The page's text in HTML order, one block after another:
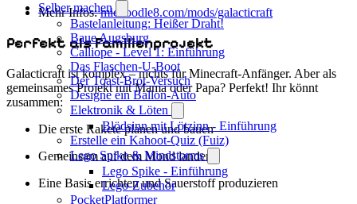
Selber machen
Bastelanleitung: Heißer Draht!
Baue Augsburg
Calliope - Level 1: Einführung
Das Flaschen-U-Boot
Der Toast-Brot-Versuch
Designe ein Ballon-Auto
Elektronik & Löten
Blödsinn mit Lötzinn - Einführung
Erstelle ein Kahoot-Quiz (Fuiz)
Lego Spike & Mindstorms
Lego Spike - Einführung
Lego-Zubehör
PocketPlatformer
Mehr Infos:micdoodle8.com/mods/galacticraft
Perfekt als Familienprojekt
Galacticraft ist komplex – nichts für Minecraft-Anfänger. Aber als
gemeinsames Projekt mit Mama oder Papa? Perfekt! Ihr könnt
zusammen:
Die erste Rakete planen und bauen
Gemeinsam auf dem Mond landen
Eine Basis errichten und Sauerstoff produzieren